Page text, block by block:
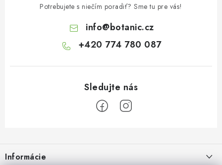
Potrebujete s niečím poradiť? Sme tu pre vás!
info@botanic.cz
+420 774 780 087
Informácie